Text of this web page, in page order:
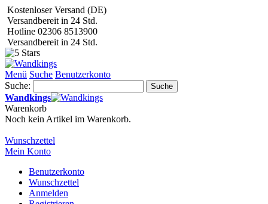
Kostenloser Versand (DE)
Versandbereit in 24 Std.
Hotline 02306 8513900
Versandbereit in 24 Std.
Menü Suche Benutzerkonto
Suche:
Suche
Wandkings
Warenkorb
Noch kein Artikel im Warenkorb.
Wunschzettel
Mein Konto
Benutzerkonto
Wunschzettel
Anmelden